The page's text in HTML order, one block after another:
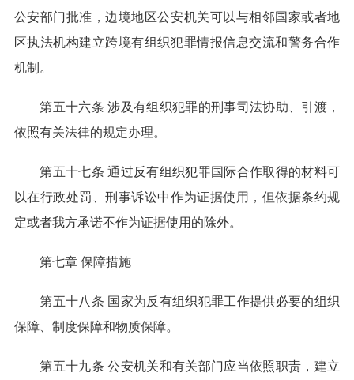
公安部门批准，边境地区公安机关可以与相邻国家或者地
区执法机构建立跨境有组织犯罪情报信息交流和警务合作
机制。
第五十六条 涉及有组织犯罪的刑事司法协助、引渡，
依照有关法律的规定办理。
第五十七条 通过反有组织犯罪国际合作取得的材料可
以在行政处罚、刑事诉讼中作为证据使用，但依据条约规
定或者我方承诺不作为证据使用的除外。
第七章 保障措施
第五十八条 国家为反有组织犯罪工作提供必要的组织
保障、制度保障和物质保障。
第五十九条 公安机关和有关部门应当依照职责，建立